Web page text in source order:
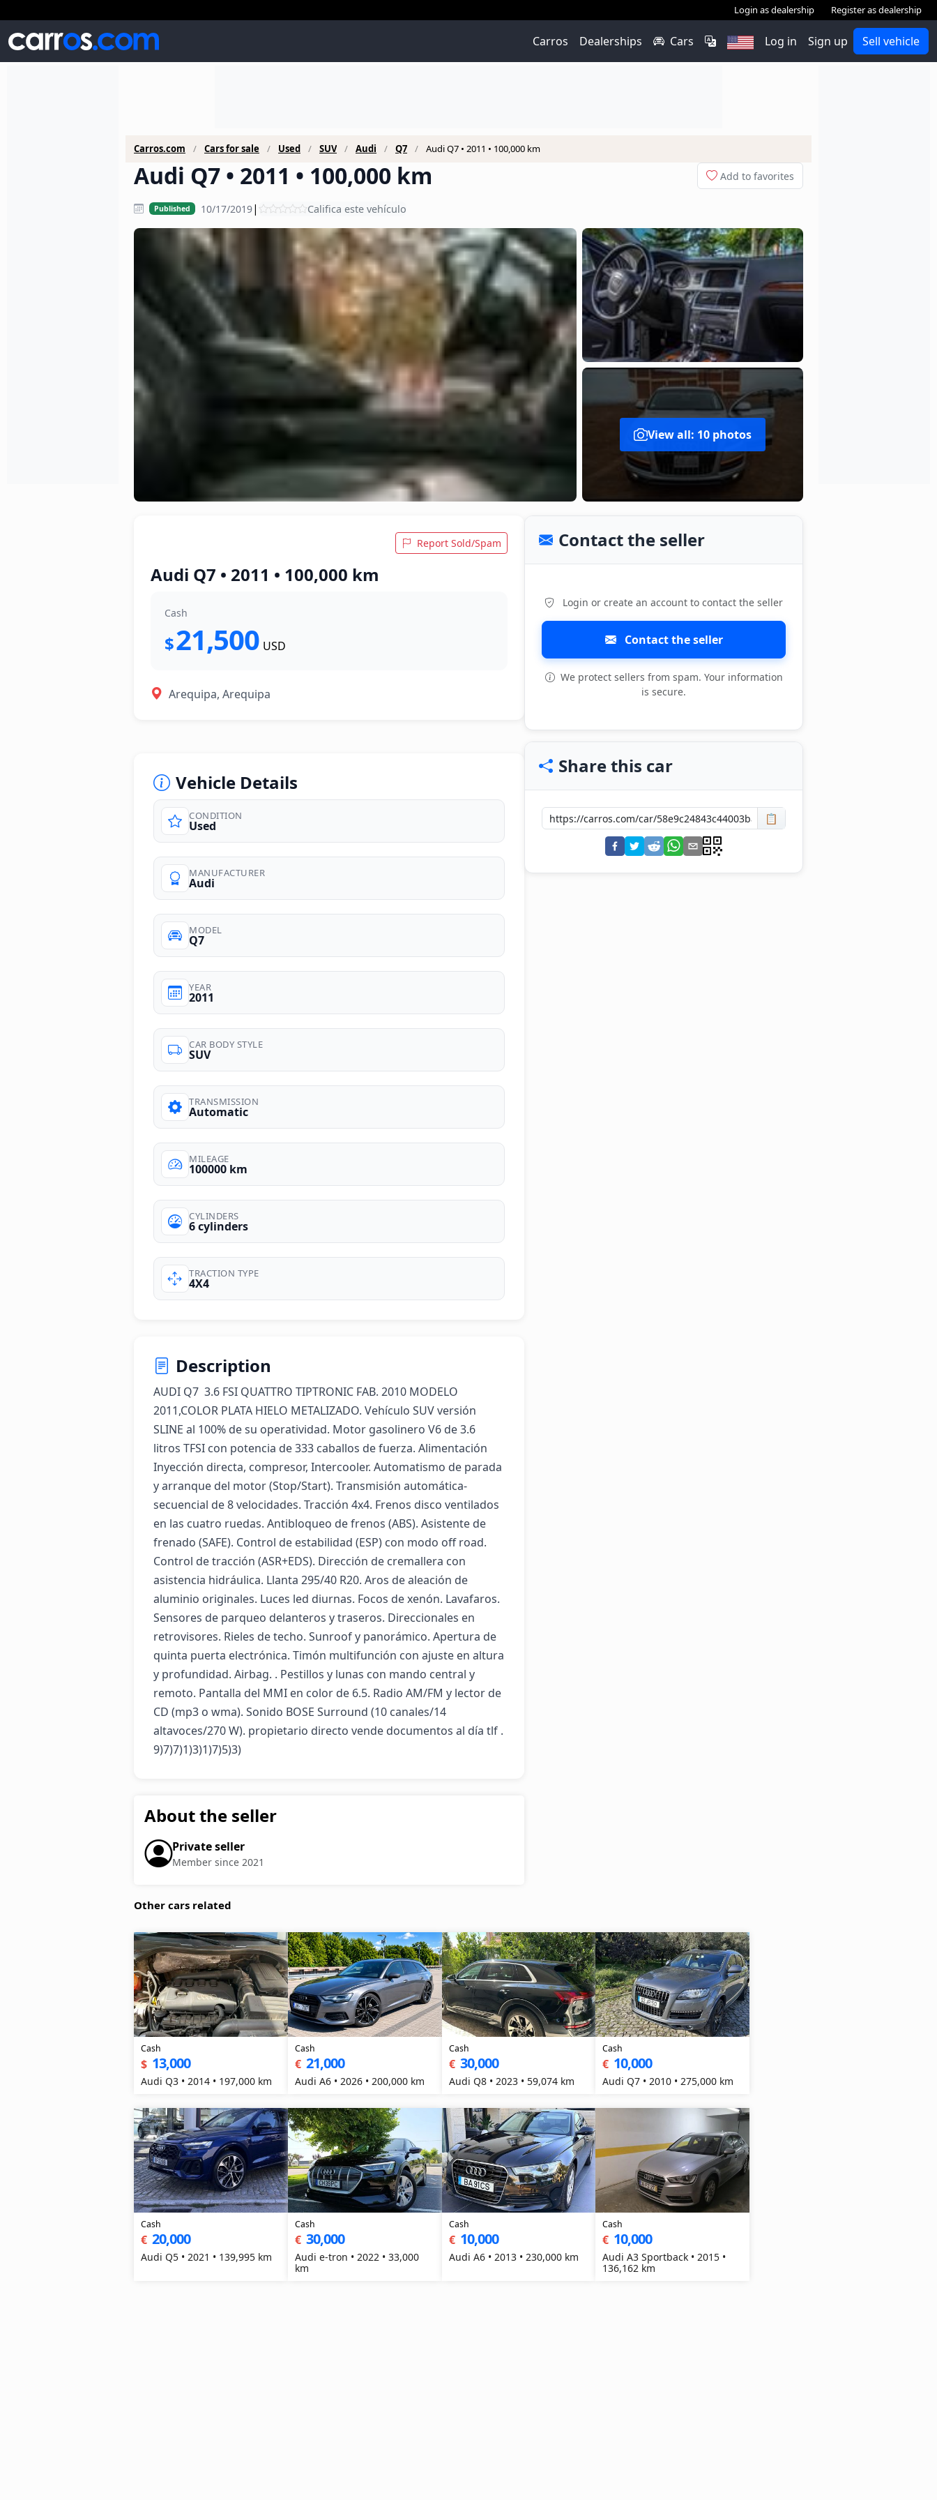
Login as dealership Register as dealership
Carros Dealerships Cars Log in Sign up Sell vehicle
Carros.com Cars for sale Used SUV Audi Q7 Audi Q7 • 2011 • 100,000 km
Audi Q7 • 2011 • 100,000 km Add to favorites
Published 10/17/2019| Califica este vehículo
View all: 10
photos
View all: 10 photos
Report Sold/Spam
Audi Q7 • 2011 • 100,000 km
Cash
$21,500 USD
Arequipa, Arequipa
Vehicle Details
CONDITION
Used
MANUFACTURER
Audi
MODEL
Q7
YEAR
2011
CAR BODY STYLE
SUV
TRANSMISSION
Automatic
MILEAGE
100000 km
CYLINDERS
6 cylinders
TRACTION TYPE
4X4
Description
AUDI Q7  3.6 FSI QUATTRO TIPTRONIC FAB. 2010 MODELO
2011,COLOR PLATA HIELO METALIZADO. Vehículo SUV versión
SLINE al 100% de su operatividad. Motor gasolinero V6 de 3.6
litros TFSI con potencia de 333 caballos de fuerza. Alimentación
Inyección directa, compresor, Intercooler. Automatismo de parada
y arranque del motor (Stop/Start). Transmisión automática-
secuencial de 8 velocidades. Tracción 4x4. Frenos disco ventilados
en las cuatro ruedas. Antibloqueo de frenos (ABS). Asistente de
frenado (SAFE). Control de estabilidad (ESP) con modo off road.
Control de tracción (ASR+EDS). Dirección de cremallera con
asistencia hidráulica. Llanta 295/40 R20. Aros de aleación de
aluminio originales. Luces led diurnas. Focos de xenón. Lavafaros.
Sensores de parqueo delanteros y traseros. Direccionales en
retrovisores. Rieles de techo. Sunroof y panorámico. Apertura de
quinta puerta electrónica. Timón multifunción con ajuste en altura
y profundidad. Airbag. . Pestillos y lunas con mando central y
remoto. Pantalla del MMI en color de 6.5. Radio AM/FM y lector de
CD (mp3 o wma). Sonido BOSE Surround (10 canales/14
altavoces/270 W). propietario directo vende documentos al día tlf .
9)7)7)1)3)1)7)5)3)
About the seller
Private seller
Member since 2021
Contact the seller
Login or create an account to contact the seller
Contact the seller
We protect sellers from spam. Your information
is secure.
Share this car
📋
Other cars related
Cash
$ 13,000
Audi Q3 • 2014 • 197,000 km
Cash
€ 21,000
Audi A6 • 2026 • 200,000 km
Cash
€ 30,000
Audi Q8 • 2023 • 59,074 km
Cash
€ 10,000
Audi Q7 • 2010 • 275,000 km
Cash
€ 20,000
Audi Q5 • 2021 • 139,995 km
Cash
€ 30,000
Audi e-tron • 2022 • 33,000
km
Cash
€ 10,000
Audi A6 • 2013 • 230,000 km
Cash
€ 10,000
Audi A3 Sportback • 2015 •
136,162 km